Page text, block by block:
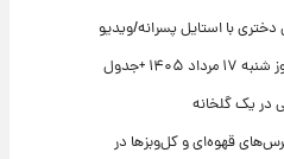
با استایل پسرانه/ویدیو
+جدول
در یک گلخانه
قهوه‌ای و کل‌وبزها در